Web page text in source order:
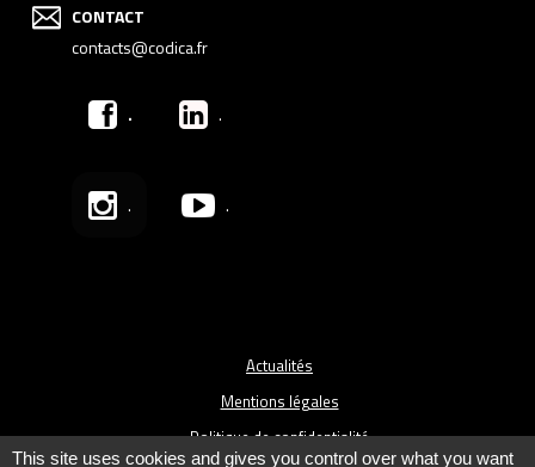
CONTACT
contacts@codica.fr
. .
. .
Actualités
Mentions légales
Politique de confidentialité
This site uses cookies and gives you control over what you want